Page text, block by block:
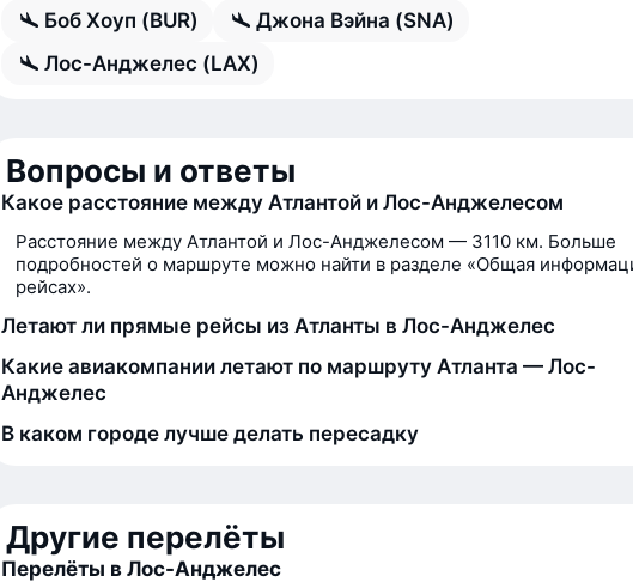
Боб Хоуп (BUR)
Джона Вэйна (SNA)
Лос-Анджелес (LAX)
Вопросы и ответы
Какое расстояние между Атлантой и Лос-Анджелесом
Расстояние между Атлантой и Лос-Анджелесом — 3110 км. Больше
подробностей о маршруте можно найти в разделе «Общая
рейсах».
Летают ли прямые рейсы из Атланты в Лос-Анджелес
Какие авиакомпании летают по маршруту Атланта — Лос-
Анджелес
В каком городе лучше делать пересадку
Другие перелёты
Перелёты в Лос-Анджелес